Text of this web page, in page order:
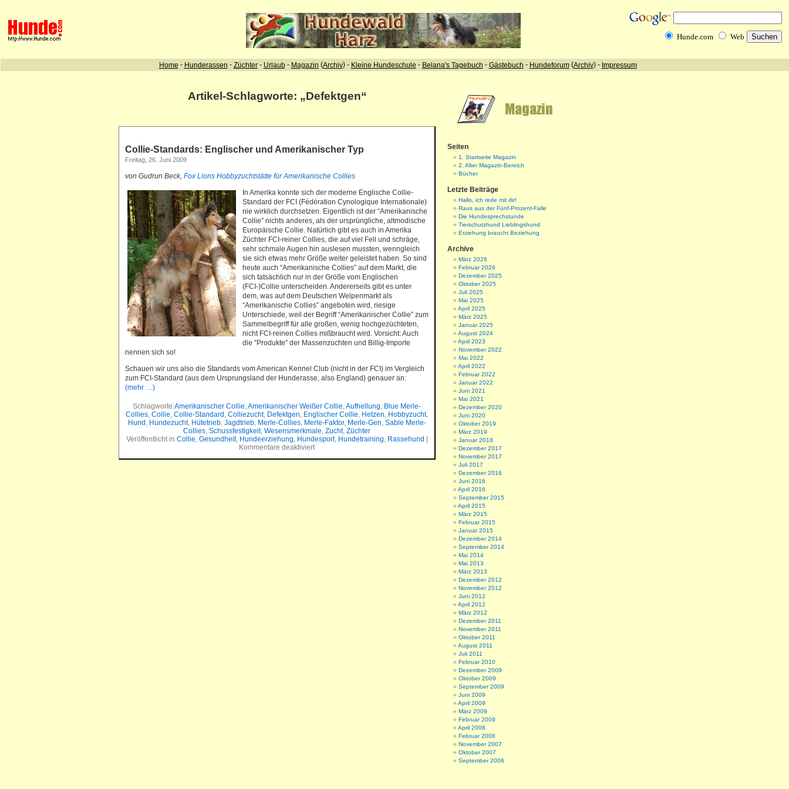
Artikel-Schlagworte: „Defektgen“
Collie-Standards: Englischer und Amerikanischer Typ
Freitag, 26. Juni 2009
von Gudrun Beck, Fox Lions Hobbyzuchtstätte für Amerikanische Collies
In Amerika konnte sich der moderne Englische Collie-
Standard der FCI (Fédération Cynologique Internationale)
nie wirklich durchsetzen. Eigentlich ist der “Amerikanische
Collie” nichts anderes, als der ursprüngliche, altmodische
Europäische Collie. Natürlich gibt es auch in Amerika
Züchter FCI-reiner Collies, die auf viel Fell und schräge,
sehr schmale Augen hin auslesen mussten, wenngleich
sie sich etwas mehr Größe weiter geleistet haben. So sind
heute auch “Amerikanische Collies” auf dem Markt, die
sich tatsächlich nur in der Größe vom Englischen
(FCI-)Collie unterscheiden. Andererseits gibt es unter
dem, was auf dem Deutschen Welpenmarkt als
“Amerikanische Collies” angeboten wird, riesige
Unterschiede, weil der Begriff “Amerikanischer Collie” zum
Sammelbegriff für alle großen, wenig hochgezüchteten,
nicht FCI-reinen Collies mißbraucht wird. Vorsicht: Auch
die “Produkte” der Massenzuchten und Billig-Importe
nennen sich so!
Schauen wir uns also die Standards vom American Kennel Club (nicht in der FCI) im Vergleich
zum FCI-Standard (aus dem Ursprungsland der Hunderasse, also England) genauer an:
(mehr …)
Schlagworte:Amerikanischer Collie,Amerikanischer Weißer Collie,Aufhellung, Blue Merle-
Collies, Collie, Collie-Standard , Colliezucht, Defektgen, Englischer Collie, Hetzen, Hobbyzucht,
Hund , Hundezucht, Hütetrieb, Jagdtrieb, Merle-Collies, Merle-Faktor, Merle-Gen, Sable Merle-
Collies, Schussfestigkeit, Wesensmerkmale, Zucht, Züchter
Veröffentlicht in Collie, Gesundheit, Hundeerziehung, Hundesport, Hundetraining, Rassehund
Kommentare deaktiviert
Seiten
1. Startseite Magazin
2. Alter Magazin-Bereich
Bücher
Letzte Beiträge
Hallo, ich rede mit dir!
Raus aus der Fünf-Prozent-Falle
Die Hundesprechstunde
Tierschutzhund Lieblingshund
Erziehung braucht Beziehung
Archive
März 2026
Februar 2026
Dezember 2025
Oktober 2025
Juli 2025
Mai 2025
April 2025
März 2025
Januar 2025
August 2024
April 2023
November 2022
Mai 2022
April 2022
Februar 2022
Januar 2022
Juni 2021
Mai 2021
Dezember 2020
Juni 2020
Oktober 2019
März 2019
Januar 2018
Dezember 2017
November 2017
Juli 2017
Dezember 2016
Juni 2016
April 2016
September 2015
April 2015
März 2015
Februar 2015
Januar 2015
Dezember 2014
September 2014
Mai 2014
Mai 2013
März 2013
Dezember 2012
November 2012
Juni 2012
April 2012
März 2012
Dezember 2011
November 2011
Oktober 2011
August 2011
Juli 2011
Februar 2010
Dezember 2009
Oktober 2009
September 2009
Juni 2009
April 2009
März 2009
Februar 2009
April 2008
Februar 2008
November 2007
Oktober 2007
September 2006